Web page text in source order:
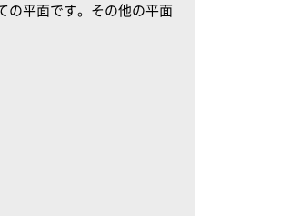
の平面です。その他の平面